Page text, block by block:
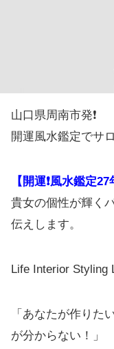
山口県周南市発❗️
開運風水鑑定でサ
【開運❗️風水鑑定27
貴女の個性が輝く
伝えします。
Life Interior Styling
「あなたが作りた
が分からない！」